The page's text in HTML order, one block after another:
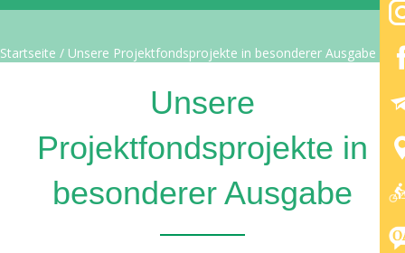
Startseite / Unsere Projektfondsprojekte in besonderer Ausgabe
Unsere
Projektfondsprojekte in
besonderer Ausgabe